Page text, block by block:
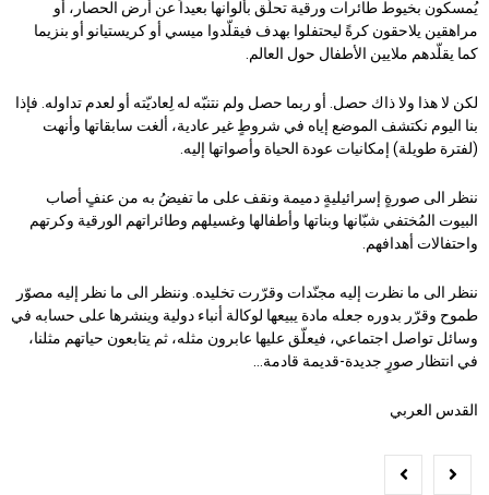
يُمسكون بخيوط طائرات ورقية تحلّق بألوانها بعيداً عن أرض الحصار، أو
مراهقين يلاحقون كرةً ليحتفلوا بهدف فيقلّدوا ميسي أو كريستيانو أو بنزيما
كما يقلّدهم ملايين الأطفال حول العالم.
لكن لا هذا ولا ذاك حصل. أو ربما حصل ولم نتنبّه له لِعاديّته أو لعدم تداوله. فإذا
بنا اليوم نكتشف الموضع إياه في شروطٍ غير عادية، ألغت سابقاتها وأنهت
(لفترة طويلة) إمكانيات عودة الحياة وأصواتها إليه.
ننظر الى صورةٍ إسرائيليةٍ دميمة ونقف على ما تفيضُ به من عنفٍ أصاب
البيوت المُختفي شبّانها وبناتها وأطفالها وغسيلهم وطائراتهم الورقية وكرتهم
واحتفالات أهدافهم.
ننظر الى ما نظرت إليه مجنّدات وقرّرت تخليده. وننظر الى ما نظر إليه مصوّر
طموح وقرّر بدوره جعله مادة يبيعها لوكالة أنباء دولية وينشرها على حسابه في
وسائل تواصل اجتماعي، فيعلّق عليها عابرون مثله، ثم يتابعون حياتهم مثلنا،
في انتظار صورٍ جديدة-قديمة قادمة…
القدس العربي